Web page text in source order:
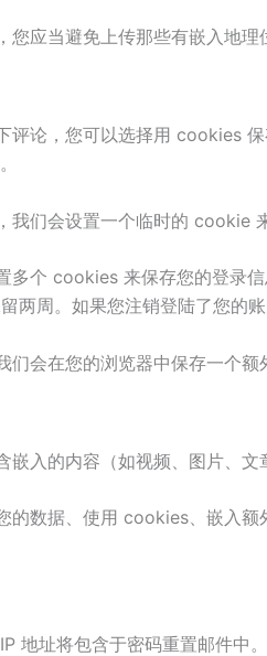
您应当避免上传那些有嵌入地
评论，您可以选择用 cookies
我们会设置一个临时的 cookie
多个 cookies 来保存您的登录
两周。如果您注销登陆了您的
们会在您的浏览器中保存一个
嵌入的内容（如视频、图片、
的数据、使用 cookies、嵌入
地址将包含于密码重置邮件中。